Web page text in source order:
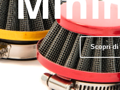
Scopri di